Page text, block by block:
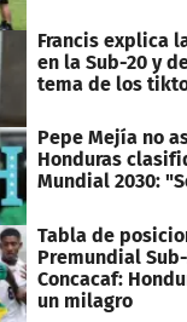
Francis explica
en la Sub-20 y
tema de los
Pepe Mejía no
Honduras
Mundial 2030:
Tabla de
Premundial
Concacaf:
un milagro